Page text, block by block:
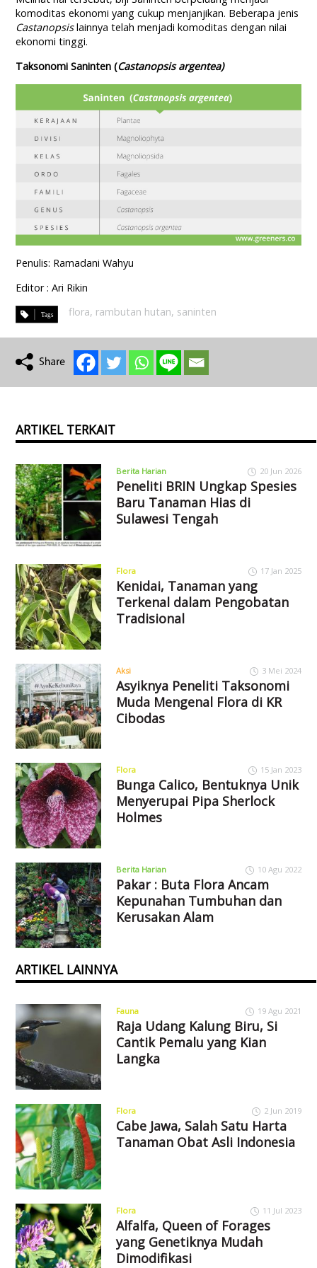
komoditas ekonomi yang cukup menjanjikan. Beberapa jenis
Castanopsislainnya telah menjadi komoditas dengan nilai
ekonomi tinggi.
Taksonomi Saninten (Castanopsis argentea)
Penulis: Ramadani Wahyu
Editor : Ari Rikin
flora, rambutan hutan, saninten
ARTIKEL TERKAIT
Berita Harian 20 Jun 2026
Peneliti BRIN Ungkap Spesies
Baru Tanaman Hias di
Sulawesi Tengah
Flora 17 Jan 2025
Kenidai, Tanaman yang
Terkenal dalam Pengobatan
Tradisional
Aksi 3 Mei 2024
Asyiknya Peneliti Taksonomi
Muda Mengenal Flora di KR
Cibodas
Flora 15 Jan 2023
Bunga Calico, Bentuknya Unik
Menyerupai Pipa Sherlock
Holmes
Berita Harian 10 Agu 2022
Pakar : Buta Flora Ancam
Kepunahan Tumbuhan dan
Kerusakan Alam
ARTIKEL LAINNYA
Fauna 19 Agu 2021
Raja Udang Kalung Biru, Si
Cantik Pemalu yang Kian
Langka
Flora 2 Jun 2019
Cabe Jawa, Salah Satu Harta
Tanaman Obat Asli Indonesia
Flora 11 Jul 2023
Alfalfa, Queen of Forages
yang Genetiknya Mudah
Dimodifikasi